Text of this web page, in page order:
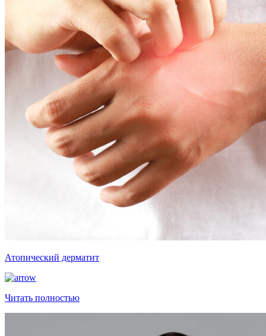
Атопический дерматит
Читать полностью